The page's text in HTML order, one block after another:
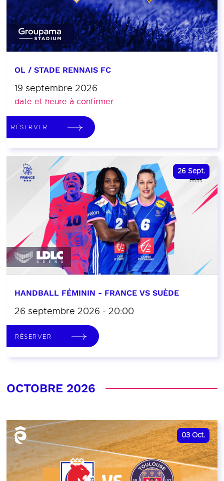
OL / STADE RENNAIS FC
19 septembre 2026
date et heure à confirmer
RÉSERVER
26 Sept.
HANDBALL FÉMININ - FRANCE VS SUÈDE
26 septembre 2026 - 20:00
RÉSERVER
OCTOBRE 2026
03 Oct.